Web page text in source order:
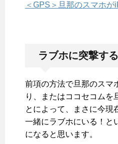
＜GPS＞旦那のスマホが
ラブホに突撃する
前項の方法で旦那のスマ
り、またはココセコムを
とによって、まさに今現
一緒にラブホにいる！と
になると思います。